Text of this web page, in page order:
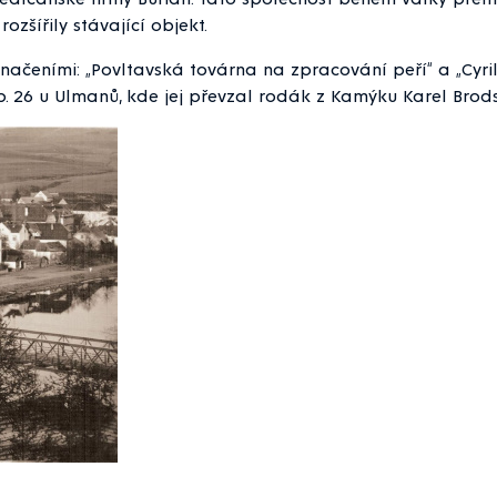
stávající objekt.
„Povltavská továrna na zpracování peří“ a
u Ulmanů, kde jej převzal rodák z Kamýku Karel